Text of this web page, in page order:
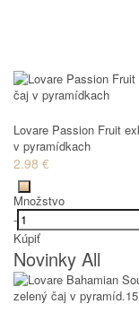
Lovare Passion Fruit
v pyramídkach
2.98 €
Množstvo
-
Kúpiť
Novinky All